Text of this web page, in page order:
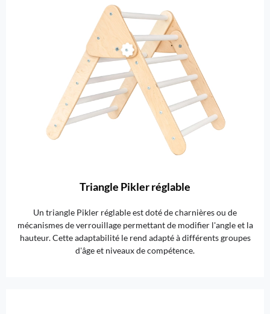
Triangle Pikler réglable
Un triangle Pikler réglable est doté de charnières ou de
mécanismes de verrouillage permettant de modifier l'angle et la
hauteur. Cette adaptabilité le rend adapté à différents groupes
d'âge et niveaux de compétence.